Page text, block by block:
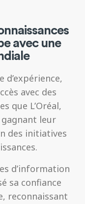
avec une
d’expérience,
avec des
que L’Oréal,
gagnant leur
des initiatives
d’information
sa confiance
reconnaissant